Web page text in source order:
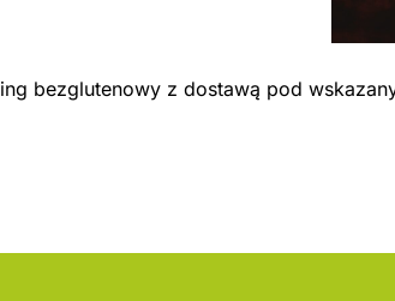
bezglutenowy z dostawą pod